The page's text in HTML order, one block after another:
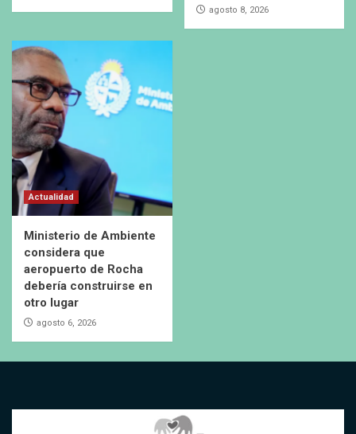
agosto 8, 2026
Actualidad
Ministerio de Ambiente
considera que
aeropuerto de Rocha
debería construirse en
otro lugar
agosto 6, 2026